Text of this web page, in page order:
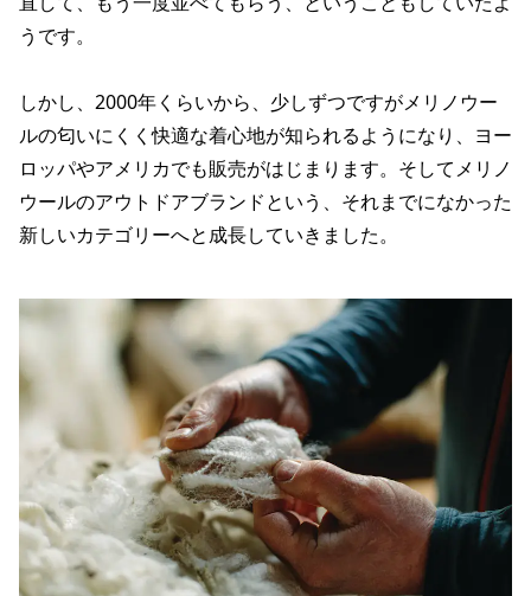
うです。
しかし、2000年くらいから、少しずつですがメリノウー
ルの匂いにくく快適な着心地が知られるようになり、ヨー
ロッパやアメリカでも販売がはじまります。そしてメリノ
ウールのアウトドアブランドという、それまでになかった
新しいカテゴリーへと成長していきました。